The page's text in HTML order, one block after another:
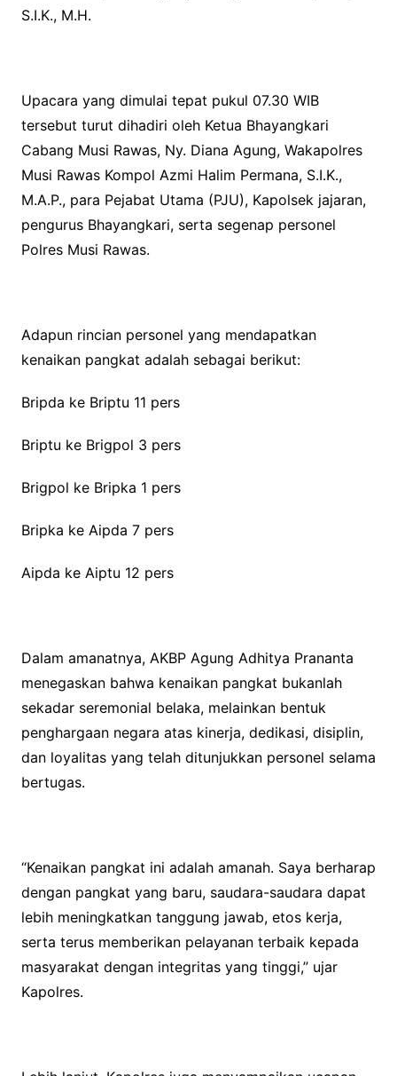
S.I.K., M.H.
Upacara yang dimulai tepat pukul 07.30 WIB
tersebut turut dihadiri oleh Ketua Bhayangkari
Cabang Musi Rawas, Ny. Diana Agung, Wakapolres
Musi Rawas Kompol Azmi Halim Permana, S.I.K.,
M.A.P., para Pejabat Utama (PJU), Kapolsek jajaran,
pengurus Bhayangkari, serta segenap personel
Polres Musi Rawas.
Adapun rincian personel yang mendapatkan
kenaikan pangkat adalah sebagai berikut:
Bripda ke Briptu 11 pers
Briptu ke Brigpol 3 pers
Brigpol ke Bripka 1 pers
Bripka ke Aipda 7 pers
Aipda ke Aiptu 12 pers
Dalam amanatnya, AKBP Agung Adhitya Prananta
menegaskan bahwa kenaikan pangkat bukanlah
sekadar seremonial belaka, melainkan bentuk
penghargaan negara atas kinerja, dedikasi, disiplin,
dan loyalitas yang telah ditunjukkan personel selama
bertugas.
“Kenaikan pangkat ini adalah amanah. Saya berharap
dengan pangkat yang baru, saudara-saudara dapat
lebih meningkatkan tanggung jawab, etos kerja,
serta terus memberikan pelayanan terbaik kepada
masyarakat dengan integritas yang tinggi,” ujar
Kapolres.